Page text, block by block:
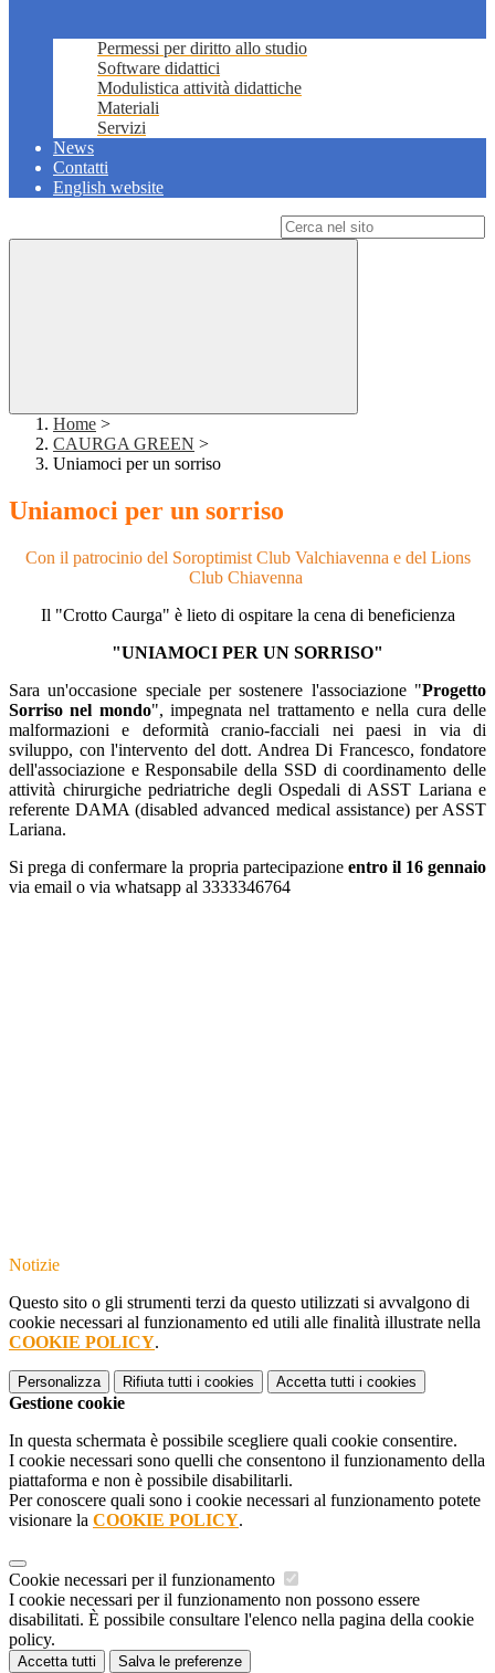
Permessi per diritto allo studio
Software didattici
Modulistica attività didattiche
Materiali
Servizi
News
Contatti
English website
Home >
CAURGA GREEN >
Uniamoci per un sorriso
Uniamoci per un sorriso
Con il patrocinio del Soroptimist Club Valchiavenna e del Lions
Club Chiavenna
Il "Crotto Caurga" è lieto di ospitare la cena di beneficienza
"UNIAMOCI PER UN SORRISO"
Sara un'occasione speciale per sostenere l'associazione "Progetto
Sorriso nel mondo", impegnata nel trattamento e nella cura delle
malformazioni e deformità cranio-facciali nei paesi in via di
sviluppo, con l'intervento del dott. Andrea Di Francesco, fondatore
dell'associazione e Responsabile della SSD di coordinamento delle
attività chirurgiche pedriatriche degli Ospedali di ASST Lariana e
referente DAMA (disabled advanced medical assistance) per ASST
Lariana.
Si prega di confermare la propria partecipazioneentro il 16 gennaio
via email o via whatsapp al 3333346764
Notizie
Questo sito o gli strumenti terzi da questo utilizzati si avvalgono di
cookie necessari al funzionamento ed utili alle finalità illustrate nella
COOKIE POLICY.
Personalizza Rifiuta tutti i cookies Accetta tutti i cookies
Gestione cookie
In questa schermata è possibile scegliere quali cookie consentire.
I cookie necessari sono quelli che consentono il funzionamento della
piattaforma e non è possibile disabilitarli.
Per conoscere quali sono i cookie necessari al funzionamento potete
visionare la COOKIE POLICY.
Cookie necessari per il funzionamento
I cookie necessari per il funzionamento non possono essere
disabilitati. È possibile consultare l'elenco nella pagina della cookie
policy.
Accetta tutti Salva le preferenze